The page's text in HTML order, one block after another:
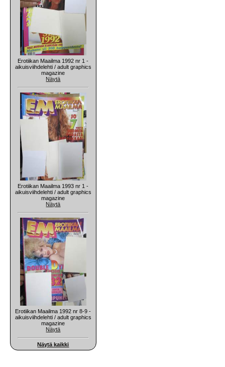
Erotiikan Maailma 1992 nr 1 -
aikuisviihdelehti / adult graphics
magazine
Näytä
Erotiikan Maailma 1993 nr 1 -
aikuisviihdelehti / adult graphics
magazine
Näytä
Erotiikan Maailma 1992 nr 8-9 -
aikuisviihdelehti / adult graphics
magazine
Näytä
Näytä kaikki